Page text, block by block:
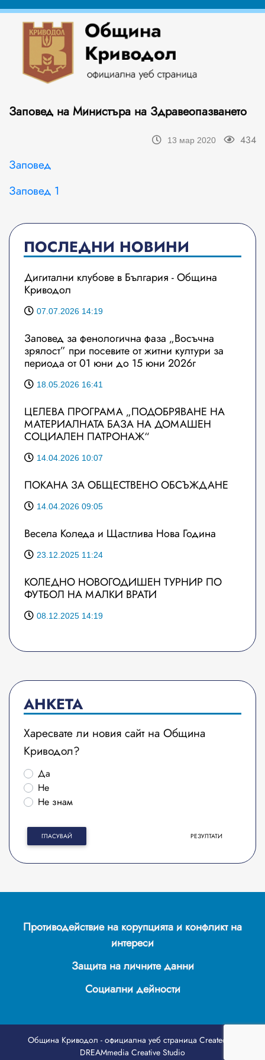
Заповед на Министъра на Здравеопазването
13 мар 2020 434
Заповед
Заповед 1
ПОСЛЕДНИ НОВИНИ
Дигитални клубове в България - Община
Криводол
07.07.2026 14:19
Заповед за фенологична фаза „Восъчна
зрялост” при посевите от житни култури за
периода от 01 юни до 15 юни 2026г
18.05.2026 16:41
ЦЕЛЕВА ПРОГРАМА „ПОДОБРЯВАНЕ НА
МАТЕРИАЛНАТА БАЗА НА ДОМАШЕН
СОЦИАЛЕН ПАТРОНАЖ“
14.04.2026 10:07
ПОКАНА ЗА ОБЩЕСТВЕНО ОБСЪЖДАНЕ
14.04.2026 09:05
Весела Коледа и Щастлива Нова Година
23.12.2025 11:24
КОЛЕДНО НОВОГОДИШЕН ТУРНИР ПО
ФУТБОЛ НА МАЛКИ ВРАТИ
08.12.2025 14:19
АНКЕТА
Харесвате ли новия сайт на Община
Криводол?
Да
Не
Не знам
ГЛАСУВАЙ РЕЗУЛТАТИ
Противодействие на корупцията и конфликт на
интереси
Защита на личните данни
Социални дейности
Община Криводол - официална уеб страница Created by
DREAMmedia Creative Studio